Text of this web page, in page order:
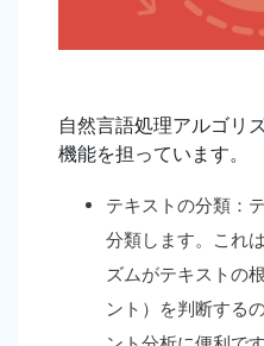
自然言語処理アルゴリ
機能を担っています。
テキストの分類：
分類します。これ
ズムがテキストの
ント）を判断する